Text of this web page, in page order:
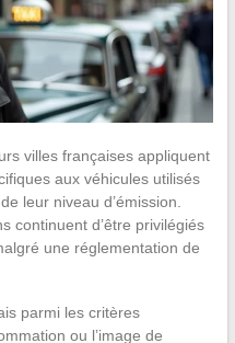
villes françaises appliquent
aux véhicules utilisés
leur niveau d’émission.
continuent d’être privilégiés
une réglementation de
parmi les critères
ou l’image de